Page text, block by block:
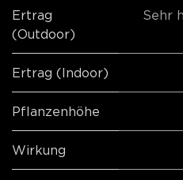
Ertrag
(Outdoor)
Sehr
Ertrag (Indoor)
Pflanzenhöhe
Wirkung